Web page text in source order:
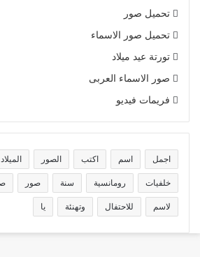
تحميل صور
تحميل صور الاسماء
تورتة عيد ميلاد
صور الاسماء العربى
فريمات فيديو
اجمل اسم اكتب الصور الميلاد
خلفيات رومانسية سنة صور
لاسم للاحتفال وتهنئة يا